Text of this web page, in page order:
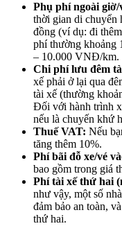
Phụ phí ngoài
thời gian di chuyển
đồng (ví dụ: đi
phí thường khoảng
– 10.000 VNĐ/km.
Chi phí lưu đêm
xế phải ở lại qua
tài xế (thường
Đối với hành trình
nếu là chuyến khứ
Thuế VAT: Nếu
tăng thêm 10%.
Phí bãi đỗ xe/vé
bao gồm trong giá
Phí tài xế thứ hai
như vậy, một số
đảm bảo an toàn,
thứ hai.